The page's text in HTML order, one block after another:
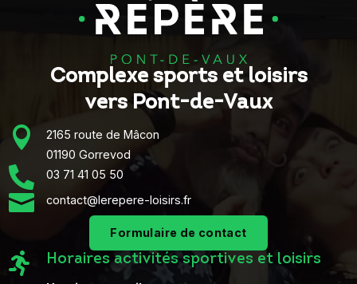
Complexe sports et loisirs
vers Pont-de-Vaux

2165 route de Mâcon
01190 Gorrevod
 03 71 41 05 50
 contact@lerepere-loisirs.fr
Formulaire de contact
 Horaires activités sportives et loisirs